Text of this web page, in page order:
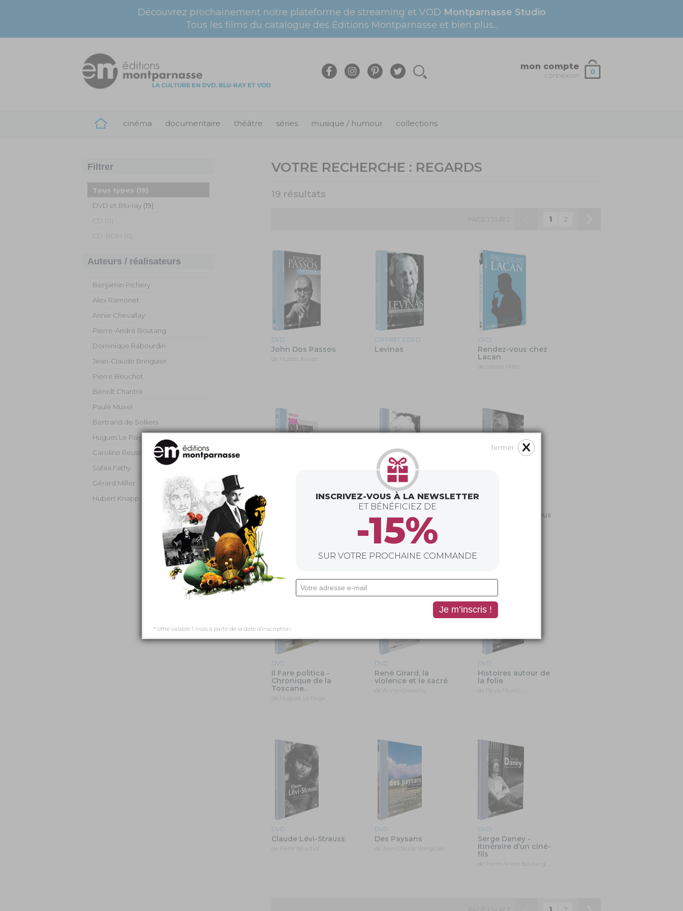
Découvrez prochainement notre plateforme de streaming et VOD Montparnasse Studio
Tous les films du catalogue des Éditions Montparnasse et bien plus...
0
mon compte
connexion
cinéma documentaire théâtre séries musique / humour collections
Filtrer
Tous types (19)
DVD et Blu-ray (19)
CD (0)
CD-ROM (0)
Auteurs / réalisateurs
Benjamin Pichery
Alex Ramonet
Annie Chevallay
Pierre-André Boutang
Dominique Rabourdin
Jean-Claude Bringuier
Pierre Beuchot
Benoît Chantre
Paule Muxel
Bertrand de Solliers
Hugues Le Paige
Caroline Reussner
Safaa Fathy
Gérard Miller
Hubert Knapp
VOTRE RECHERCHE : REGARDS
19 résultats
PAGE 1 SUR 2 1 2
DVD
John Dos Passos
de Hubert Knapp
COFFRET 2 DVD
Levinas
DVD
Rendez-vous chez
Lacan
de Gérard Miller
DVD
D’Ailleurs, Derrida
de Safaa Fathy
DVD
philosophe de tous
DVD
Il Fare politica -
Chronique de la
Toscane…
de Hugues Le Paige
DVD
René Girard, la
violence et le sacré
de Annie Chevallay, …
DVD
Histoires autour de
la folie
de Paule Muxel, …
DVD
Claude Lévi-Strauss
de Pierre Beuchot
DVD
Des Paysans
de Jean-Claude Bringuier
DVD
Serge Daney -
Itinéraire d’un ciné-
fils
de Pierre-André Boutang, …
fermer
INSCRIVEZ-VOUS À LA NEWSLETTER
ET BÉNÉFICIEZ DE
-15%
SUR VOTRE PROCHAINE COMMANDE
* offre valable 1 mois à partir de la date d’inscription